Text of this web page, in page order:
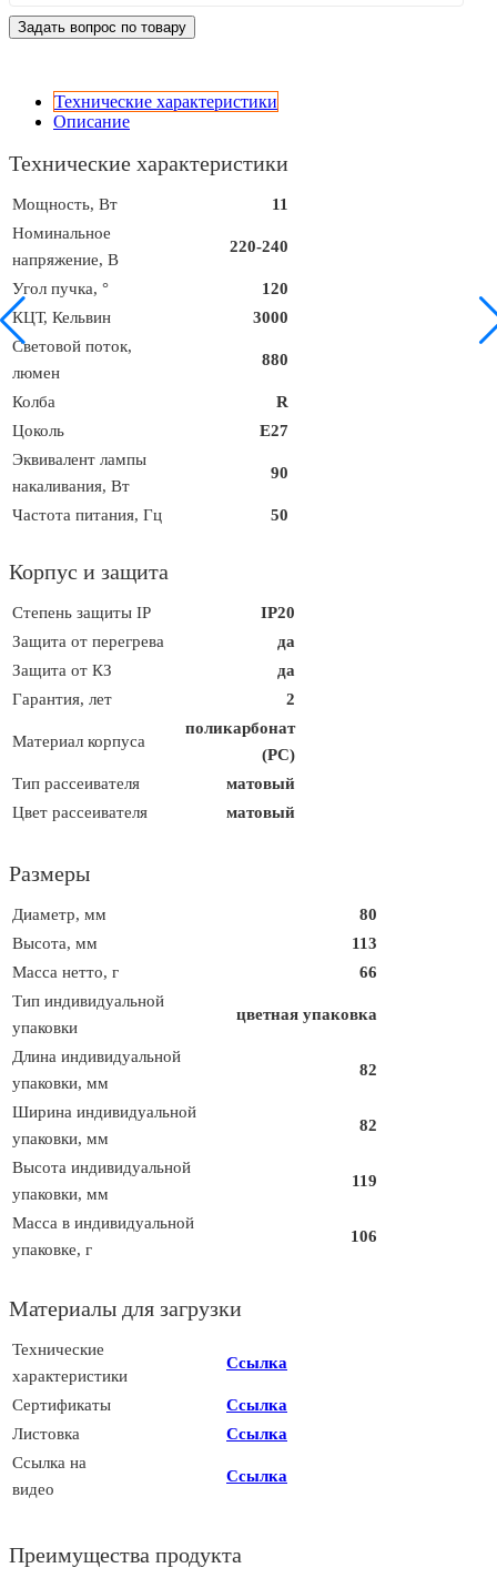
Задать вопрос по товару
Технические характеристики
Описание
Технические характеристики
Мощность, Вт
11
Номинальное
напряжение, В
220-240
Угол пучка, °
120
КЦТ, Кельвин
3000
Световой поток,
люмен
880
Колба
R
Цоколь
E27
Эквивалент лампы
накаливания, Вт
90
Частота питания, Гц 50
Корпус и защита
Степень защиты IP
IP20
Защита от перегрева
да
Защита от КЗ
да
Гарантия, лет
2
Материал корпуса
поликарбонат
(PC)
Тип рассеивателя
матовый
Цвет рассеивателя
матовый
Размеры
Диаметр, мм
80
Высота, мм
113
Масса нетто, г
66
Тип индивидуальной
упаковки
цветная упаковка
Длина индивидуальной
упаковки, мм
82
Ширина индивидуальной
упаковки, мм
82
Высота индивидуальной
упаковки, мм
119
Масса в индивидуальной
упаковке, г
106
Материалы для загрузки
Технические
характеристики
Ссылка
Сертификаты
Ссылка
Листовка
Ссылка
Ссылка на
видео
Ссылка
Преимущества продукта